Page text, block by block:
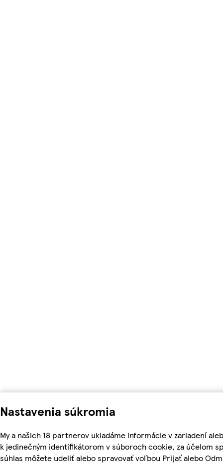
Nastavenia súkromia
My a našich 18 partnerov ukladáme informácie v zariadení
k jedinečným identifikátorom v súboroch cookie, za účelom
súhlas môžete udeliť alebo spravovať voľbou Prijať alebo